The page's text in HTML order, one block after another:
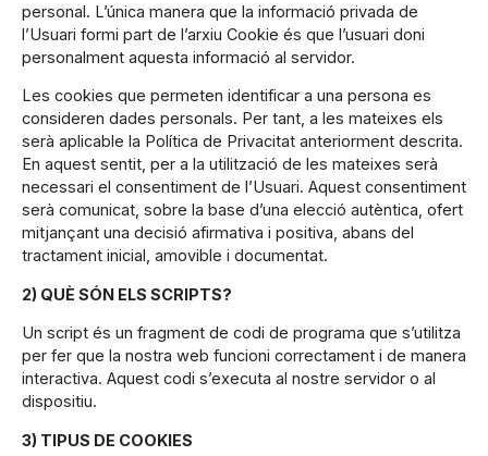
personal. L’única manera que la informació privada de
l’Usuari formi part de l’arxiu Cookie és que l’usuari doni
personalment aquesta informació al servidor.
Les cookies que permeten identificar a una persona es
consideren dades personals. Per tant, a les mateixes els
serà aplicable la Política de Privacitat anteriorment descrita.
En aquest sentit, per a la utilització de les mateixes serà
necessari el consentiment de l’Usuari. Aquest consentiment
serà comunicat, sobre la base d’una elecció autèntica, ofert
mitjançant una decisió afirmativa i positiva, abans del
tractament inicial, amovible i documentat.
2) QUÈ SÓN ELS SCRIPTS?
Un script és un fragment de codi de programa que s’utilitza
per fer que la nostra web funcioni correctament i de manera
interactiva. Aquest codi s’executa al nostre servidor o al
dispositiu.
3) TIPUS DE COOKIES